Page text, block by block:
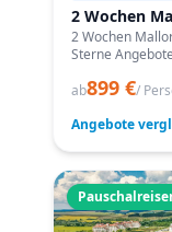
2 Wochen
2 Wochen
Sterne
buchen.
ab899 €/
Angebote